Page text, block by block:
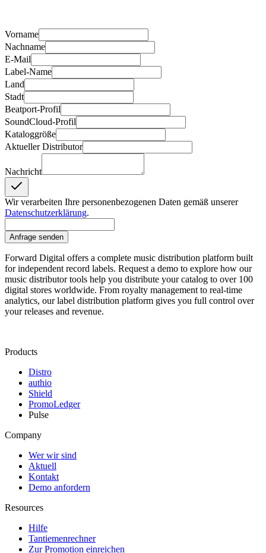
Vorname
Nachname
E-Mail
Label-Name
Land
Stadt
Beatport-Profil
SoundCloud-Profil
Kataloggröße
Aktueller Distributor
Nachricht
Wir verarbeiten Ihre personenbezogenen Daten gemäß unserer
Datenschutzerklärung.
Anfrage senden
Forward Digital offers a complete music distribution platform built
for independent record labels. Request a demo to explore how our
music distributor tools help you distribute your catalog to over 100
digital stores worldwide. From royalty management to real-time
analytics, our label distribution platform gives you full control over
your releases and revenue.
Products
Distro
authio
Shield
PromoLedger
Pulse
Company
Wer wir sind
Aktuell
Kontakt
Demo anfordern
Resources
Hilfe
Tantiemenrechner
Zur Promotion einreichen